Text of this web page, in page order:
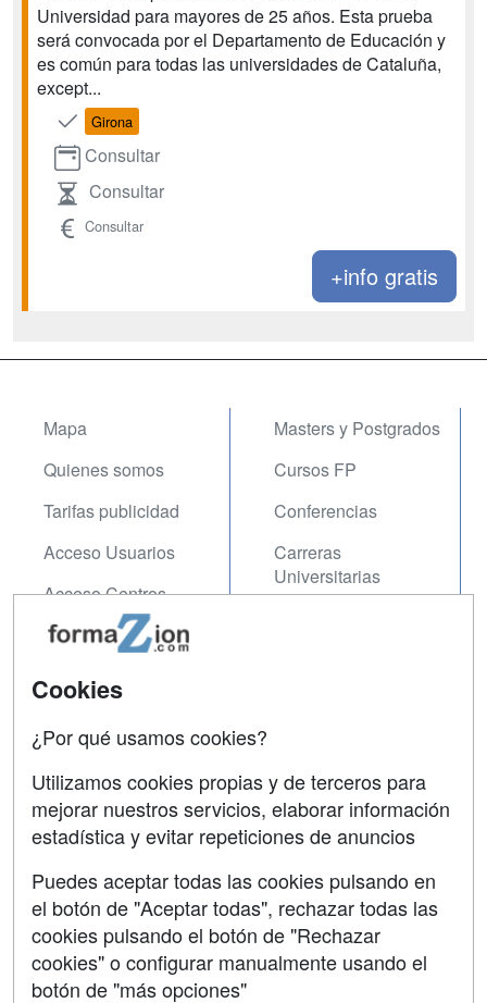
Universidad para mayores de 25 años. Esta prueba
será convocada por el Departamento de Educación y
es común para todas las universidades de Cataluña,
except...
Girona
Consultar
Consultar
Consultar
+info gratis
Mapa
Quienes somos
Tarifas publicidad
Acceso Usuarios
Acceso Centros
Masters y Postgrados
Cursos FP
Conferencias
Carreras
Universitarias
Contactar
Copyleft
Grupo formazion:
Cookies
¿Por qué usamos cookies?
Utilizamos cookies propias y de terceros para
mejorar nuestros servicios, elaborar información
estadística y evitar repeticiones de anuncios
Puedes aceptar todas las cookies pulsando en
el botón de "Aceptar todas", rechazar todas las
cookies pulsando el botón de "Rechazar
cookies" o configurar manualmente usando el
botón de "más opciones"